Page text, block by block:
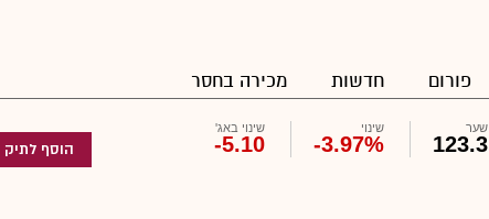
פורום חדשות מכירה בחסר
שער
123.3
שינוי
-3.97%
שינוי באג'
-5.10 הוסף לתיק